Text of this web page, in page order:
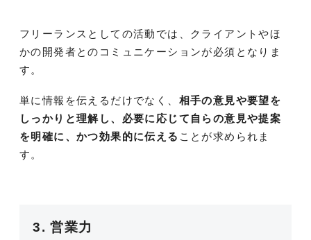
フリーランスとしての活動では、クライアントやほ
かの開発者とのコミュニケーションが必須となりま
す。
単に情報を伝えるだけでなく、 相手の意見や要望を
しっかりと理解し、必要に応じて自らの意見や提案
を明確に、かつ効果的に伝える ことが求められま
す。
3. 営業力